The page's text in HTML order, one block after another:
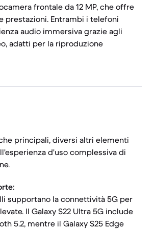
frontale da 12 MP, che offre
prestazioni. Entrambi i telefoni
audio immersiva grazie agli
adatti per la riproduzione
principali, diversi altri elementi
d'uso complessiva di
supportano la connettività 5G per
Il Galaxy S22 Ultra 5G include
5.2, mentre il Galaxy S25 Edge